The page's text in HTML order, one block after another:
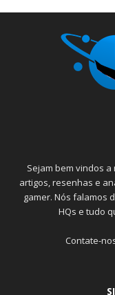
Sejam bem vindos
artigos, resenhas e
gamer. Nós falamos
HQs e tudo
Contate-